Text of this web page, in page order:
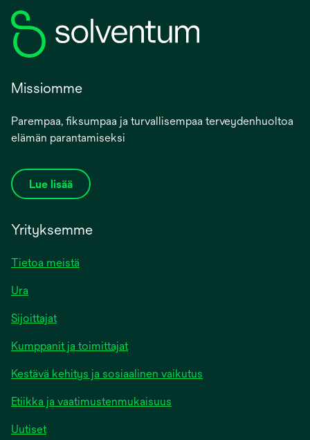
Missiomme
Parempaa, fiksumpaa ja turvallisempaa terveydenhuoltoa
elämän parantamiseksi
Lue lisää
Yrityksemme
Tietoa meistä
Ura
Sijoittajat
Kumppanit ja toimittajat
Kestävä kehitys ja sosiaalinen vaikutus
Etiikka ja vaatimustenmukaisuus
Uutiset